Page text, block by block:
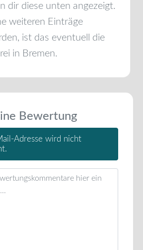
dir diese unten angezeigt.
weiteren Einträge
ist das eventuell die
in Bremen.
Bewertung
Adresse wird nicht